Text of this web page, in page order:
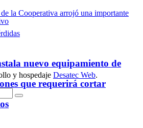
nuevo equipamiento de
que requerirá cortar
y hospedaje Desatec Web.